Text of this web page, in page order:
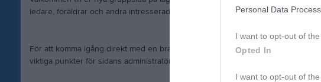
Personal Data
I want to opt-out of
Opted In
I want to opt-out of
ledare, föräldrar och andra intresserade.
För att komma igång direkt med en bra kommunikation i och omkring gruppen
viktiga punkter för sidans administratör: